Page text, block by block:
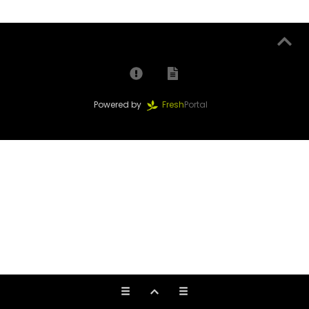
Powered by FreshPortal